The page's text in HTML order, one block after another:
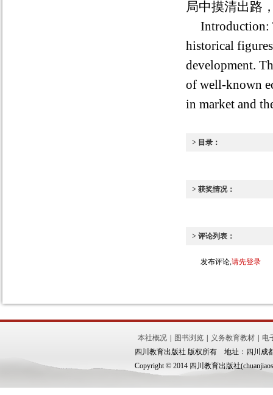
局中摸清出路
Introduction:
historical
development.
of well-known
in market and
> 目录：
> 获奖情况：
> 评论列表：
发布评论,请先登录
本社概况 图书浏览 义务教育教材
电
四川教育出版社 版权所有 地址：四川成
Copyright © 2014 四川教育出版社